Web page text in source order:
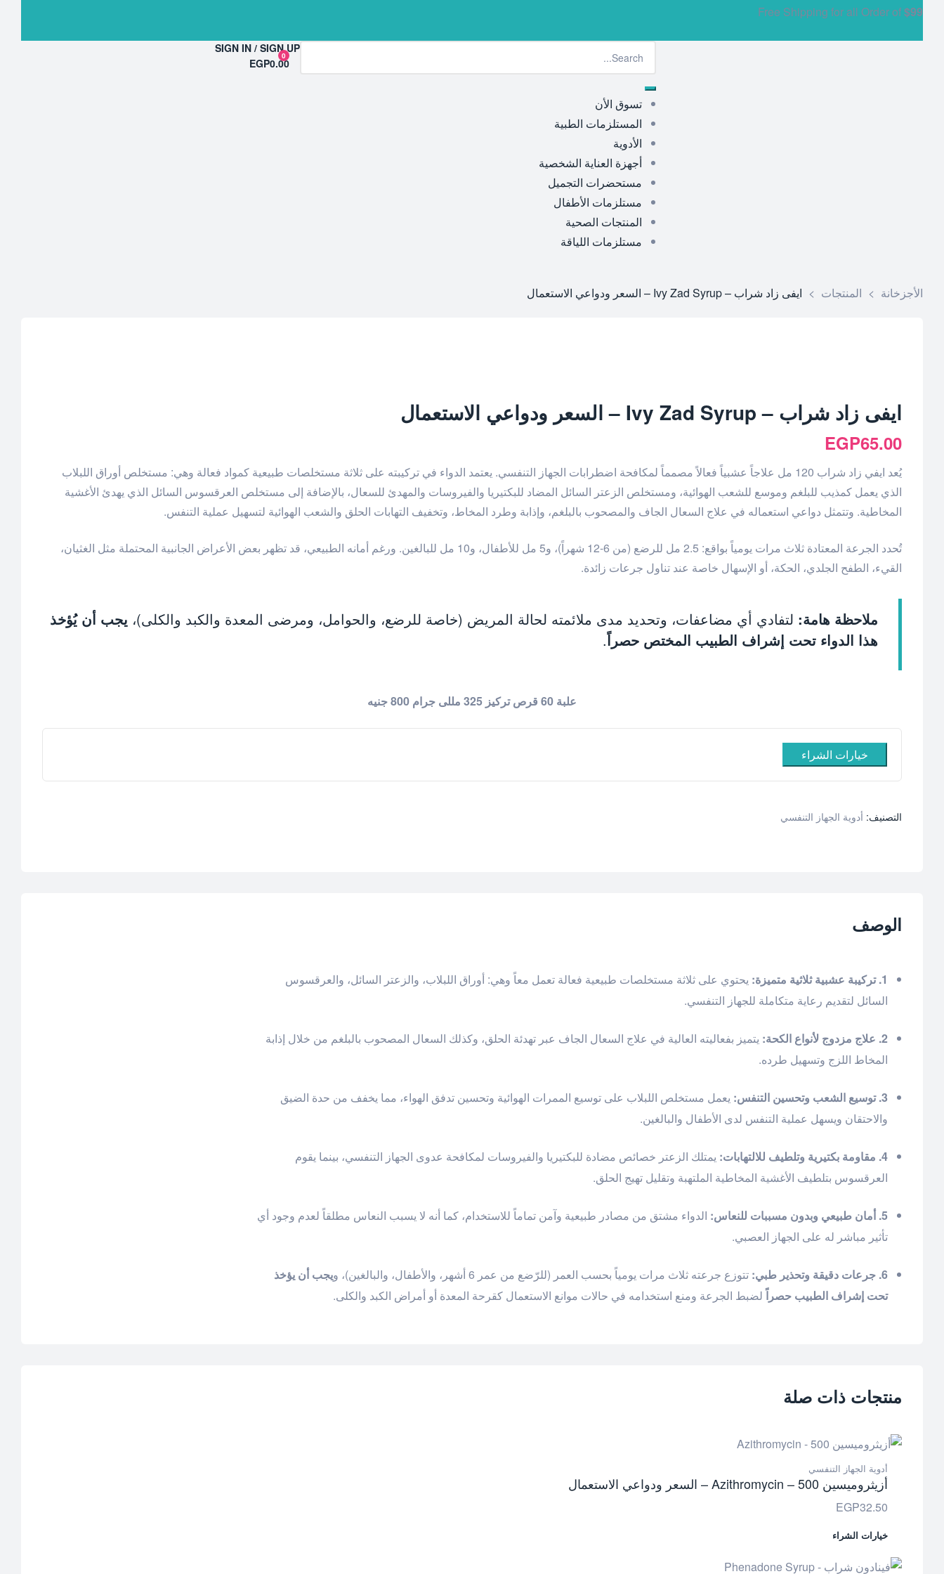
Free Shipping for all Order of$99
SIGN IN / SIGN UP
0
EGP0.00
تسوق الأن
المستلزمات الطبية
الأدوية
أجهزة العناية الشخصية
مستحضرات التجميل
مستلزمات الأطفال
المنتجات الصحية
مستلزمات اللياقة
الأجزخانة > المنتجات > ايفى زاد شراب – Ivy Zad Syrup – السعر ودواعي الاستعمال
ايفى زاد شراب – Ivy Zad Syrup – السعر ودواعي الاستعمال
EGP65.00
يُعد ايفي زاد شراب 120 مل علاجاً عشبياً فعالاً مصمماً لمكافحة اضطرابات الجهاز التنفسي. يعتمد الدواء في تركيبته على ثلاثة مستخلصات طبيعية كمواد فعالة وهي: مستخلص أوراق اللبلاب
الذي يعمل كمذيب للبلغم وموسع للشعب الهوائية، ومستخلص الزعتر السائل المضاد للبكتيريا والفيروسات والمهدئ للسعال، بالإضافة إلى مستخلص العرقسوس السائل الذي يهدئ الأغشية
المخاطية. وتتمثل دواعي استعماله في علاج السعال الجاف والمصحوب بالبلغم، وإذابة وطرد المخاط، وتخفيف التهابات الحلق والشعب الهوائية لتسهيل عملية التنفس.
تُحدد الجرعة المعتادة ثلاث مرات يومياً بواقع: 2.5 مل للرضع (من 6-12 شهراً)، و5 مل للأطفال، و10 مل للبالغين. ورغم أمانه الطبيعي، قد تظهر بعض الأعراض الجانبية المحتملة مثل الغثيان،
القيء، الطفح الجلدي، الحكة، أو الإسهال خاصة عند تناول جرعات زائدة.
ملاحظة هامة: لتفادي أي مضاعفات، وتحديد مدى ملائمته لحالة المريض (خاصة للرضع، والحوامل، ومرضى المعدة والكبد والكلى)، يجب أن يُؤخذ
هذا الدواء تحت إشراف الطبيب المختص حصراً.
علبة 60 قرص تركيز 325 مللى جرام 800 جنيه
خيارات الشراء
التصنيف: أدوية الجهاز التنفسي
الوصف
1. تركيبة عشبية ثلاثية متميزة:
يحتوي على ثلاثة مستخلصات طبيعية فعالة تعمل معاً وهي: أوراق اللبلاب، والزعتر السائل، والعرقسوس
السائل لتقديم رعاية متكاملة للجهاز التنفسي.
2. علاج مزدوج لأنواع الكحة:
يتميز بفعاليته العالية في علاج السعال الجاف عبر تهدئة الحلق، وكذلك السعال المصحوب بالبلغم من خلال إذابة
المخاط اللزج وتسهيل طرده.
3. توسيع الشعب وتحسين التنفس:
يعمل مستخلص اللبلاب على توسيع الممرات الهوائية وتحسين تدفق الهواء، مما يخفف من حدة الضيق
والاحتقان ويسهل عملية التنفس لدى الأطفال والبالغين.
4. مقاومة بكتيرية وتلطيف للالتهابات:
يمتلك الزعتر خصائص مضادة للبكتيريا والفيروسات لمكافحة عدوى الجهاز التنفسي، بينما يقوم
العرقسوس بتلطيف الأغشية المخاطية الملتهبة وتقليل تهيج الحلق.
5. أمان طبيعي وبدون مسببات للنعاس:
الدواء مشتق من مصادر طبيعية وآمن تماماً للاستخدام، كما أنه لا يسبب النعاس مطلقاً لعدم وجود أي
تأثير مباشر له على الجهاز العصبي.
6. جرعات دقيقة وتحذير طبي: تتوزع جرعته ثلاث مرات يومياً بحسب العمر (للرّضع من عمر 6 أشهر، والأطفال، والبالغين)، و
يجب أن يؤخذ
تحت إشراف الطبيب حصراًلضبط الجرعة ومنع استخدامه في حالات موانع الاستعمال كقرحة المعدة أو أمراض الكبد والكلى.
منتجات ذات صلة
أدوية الجهاز التنفسي
أزيثروميسين 500 – Azithromycin – السعر ودواعي الاستعمال
EGP32.50
خيارات الشراء